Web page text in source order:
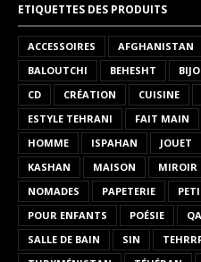
ETIQUETTES DES PRODUITS
ACCESSOIRES AFGHANISTAN
BALOUTCHI
BEHESHT
CD
CRÉATION CUISINE
ESTYLE TEHRANI
FAIT MAIN
HOMME
ISPAHAN JOUET
KASHAN
MAISON MIROIR
NOMADES
PAPETERIE
POUR ENFANTS
POÉSIE
SALLE DE BAIN
SIN